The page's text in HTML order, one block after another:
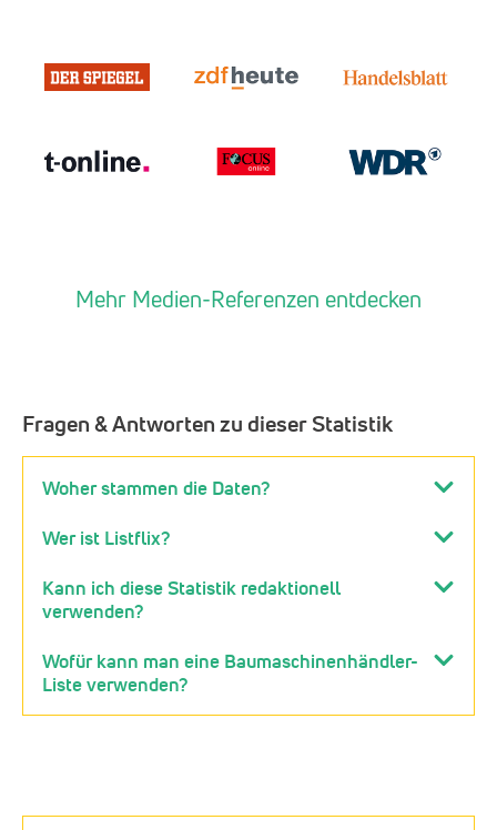
Mehr Medien-Referenzen entdecken
Fragen & Antworten zu dieser Statistik
Woher stammen die Daten?
Wer ist Listflix?
Kann ich diese Statistik redaktionell
verwenden?
Wofür kann man eine Baumaschinenhändler-
Liste verwenden?